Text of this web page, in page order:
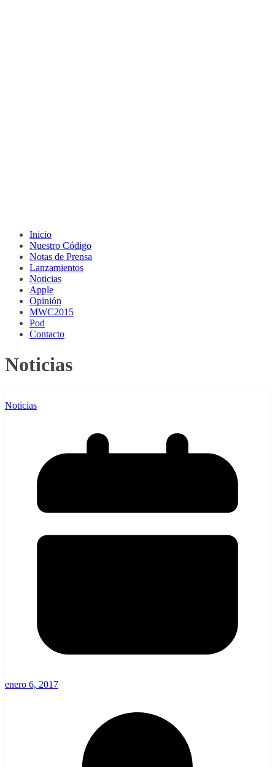
Inicio
Nuestro Código
Notas de Prensa
Lanzamientos
Noticias
Apple
Opinión
MWC2015
Pod
Contacto
Noticias
Noticias
enero 6, 2017